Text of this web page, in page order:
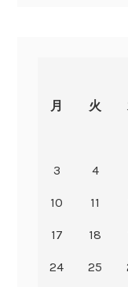
月 火
3 4
10 11
17 18
24 25